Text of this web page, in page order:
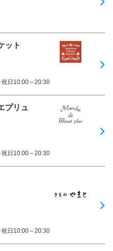
ット
日10:00～20:30
プリュ
日10:00～20:30
日10:00～20:30